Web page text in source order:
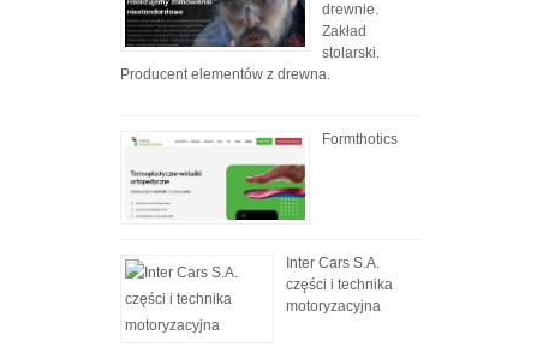
drewnie.
Zakład
stolarski.
Producent elementów z drewna.
Formthotics
Inter Cars S.A.
części i technika
motoryzacyjna